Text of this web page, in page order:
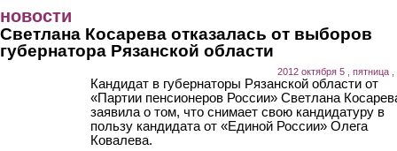
новости
Светлана Косарева отказалась от выборов
губернатора Рязанской области
2012 октября 5 , пятница ,
Кандидат в губернаторы Рязанской области от
«Партии пенсионеров России» Светлана
заявила о том, что снимает свою кандидатуру в
пользу кандидата от «Единой России» Олега
Ковалева.